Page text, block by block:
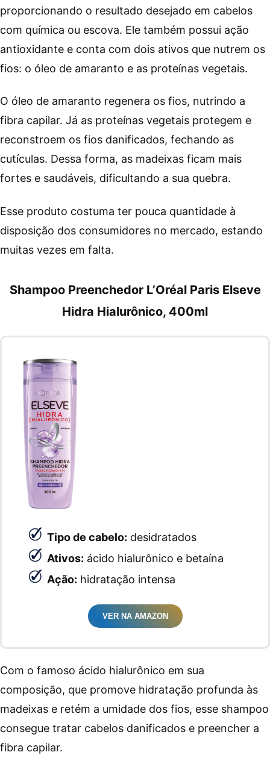
proporcionando o resultado desejado em cabelos
com química ou escova. Ele também possui ação
antioxidante e conta com dois ativos que nutrem os
fios: o óleo de amaranto e as proteínas vegetais.
O óleo de amaranto regenera os fios, nutrindo a
fibra capilar. Já as proteínas vegetais protegem e
reconstroem os fios danificados, fechando as
cutículas. Dessa forma, as madeixas ficam mais
fortes e saudáveis, dificultando a sua quebra.
Esse produto costuma ter pouca quantidade à
disposição dos consumidores no mercado, estando
muitas vezes em falta.
Shampoo Preenchedor L’Oréal Paris Elseve
Hidra Hialurônico, 400ml
Tipo de cabelo: desidratados
Ativos: ácido hialurônico e betaína
Ação: hidratação intensa
VER NA AMAZON
Com o famoso ácido hialurônico em sua
composição, que promove hidratação profunda às
madeixas e retém a umidade dos fios, esse shampoo
consegue tratar cabelos danificados e preencher a
fibra capilar.